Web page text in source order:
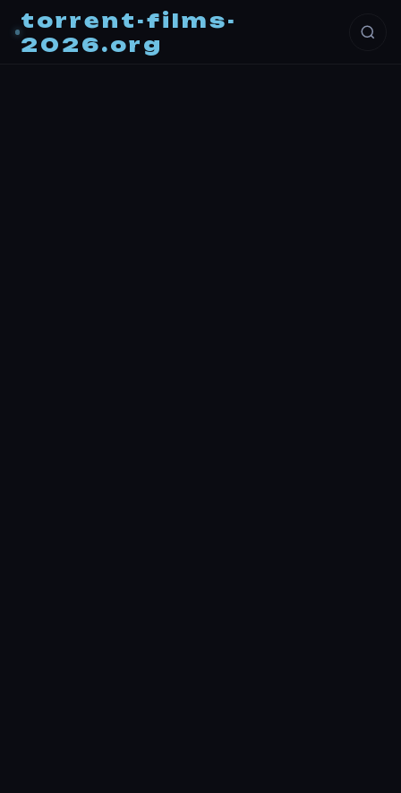
torrent-films-
2026.org